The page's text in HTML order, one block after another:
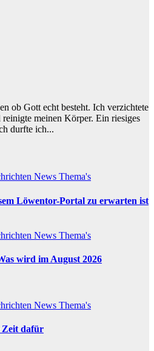
ob Gott echt besteht. Ich verzichtete
meinen Körper. Ein riesiges
durfte ich...
News Thema's
Löwentor-Portal zu erwarten ist
News Thema's
wird im August 2026
News Thema's
Zeit dafür